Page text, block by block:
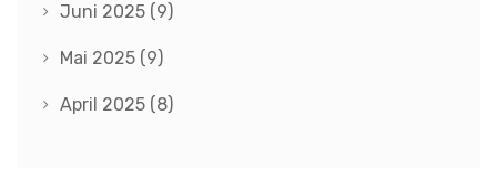
Juni 2025 (9)
Mai 2025 (9)
April 2025 (8)